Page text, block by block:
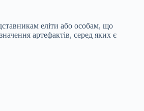
еліти або особам, що
артефактів, серед яких є